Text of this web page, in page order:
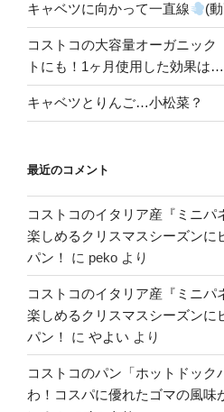
キャベツに向かって一直線 (
コストコの大容量オーガニック
トにも！1ヶ月使用した効果は
キャベツとりんご…小松菜？
最近のコメント
コストコのイタリア産『ミニパ
楽しめるクリスマスシーズンに
パン！
に peko より
コストコのイタリア産『ミニパ
楽しめるクリスマスシーズンに
パン！
に やよい より
コストコのパン「ホットドック
わ！コスパに優れたゴマの風味